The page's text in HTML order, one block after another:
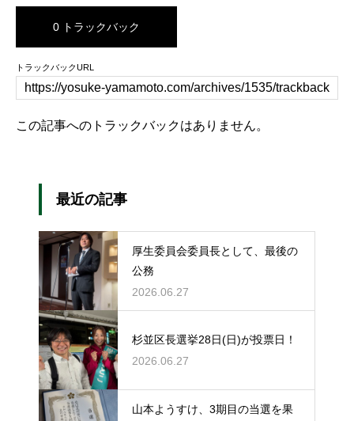
0 トラックバック
トラックバックURL
この記事へのトラックバックはありません。
最近の記事
厚生委員会委員長として、最後の
公務
2026.06.27
杉並区長選挙28日(日)が投票日！
2026.06.27
山本ようすけ、3期目の当選を果